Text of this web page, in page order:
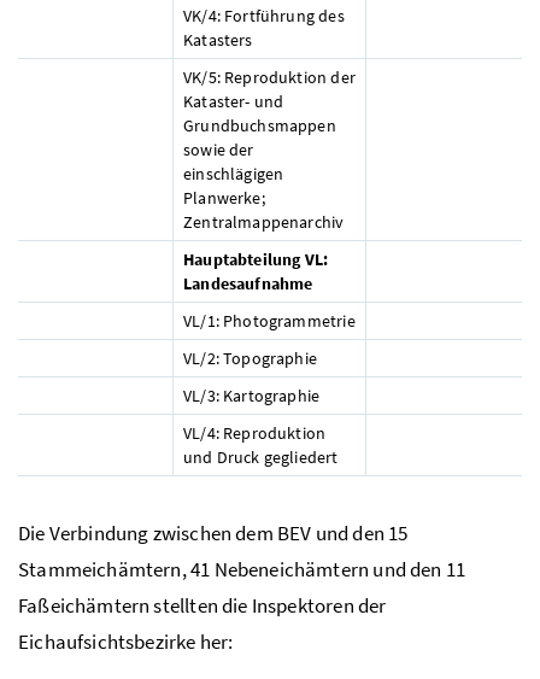
VK/4: Fortführung des
Katasters
VK/5: Reproduktion der
Kataster- und
Grundbuchsmappen
sowie der
einschlägigen
Planwerke;
Zentralmappenarchiv
Hauptabteilung VL:
Landesaufnahme
VL/1: Photogrammetrie
VL/2: Topographie
VL/3: Kartographie
VL/4: Reproduktion
und Druck gegliedert
Die Verbindung zwischen dem BEV und den 15
Stammeichämtern, 41 Nebeneichämtern und den 11
Faßeichämtern stellten die Inspektoren der
Eichaufsichtsbezirke her: